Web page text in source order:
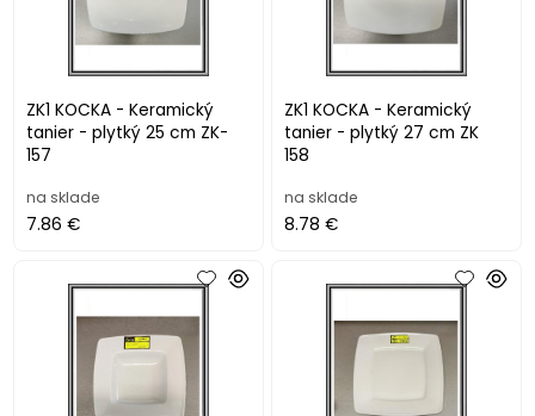
ZK1 KOCKA - Keramický
tanier - plytký 25 cm ZK-
157
na sklade
7.86 €
ZK1 KOCKA - Keramický
tanier - plytký 27 cm ZK
158
na sklade
8.78 €